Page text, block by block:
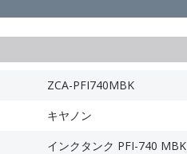
ZCA-PFI740MBK
キヤノン
インクタンク PFI-740 MBK